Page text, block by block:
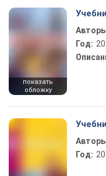
показать
обложку
Год:
Год: